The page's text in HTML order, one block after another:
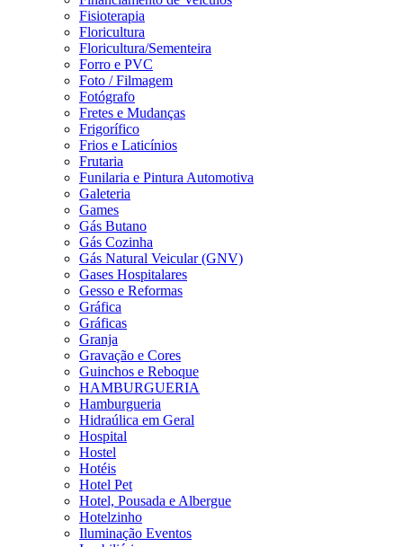
Fisioterapia
Floricultura
Floricultura/Sementeira
Forro e PVC
Foto / Filmagem
Fotógrafo
Fretes e Mudanças
Frigorífico
Frios e Laticínios
Frutaria
Funilaria e Pintura Automotiva
Galeteria
Games
Gás Butano
Gás Cozinha
Gás Natural Veicular (GNV)
Gases Hospitalares
Gesso e Reformas
Gráfica
Gráficas
Granja
Gravação e Cores
Guinchos e Reboque
HAMBURGUERIA
Hamburgueria
Hidraúlica em Geral
Hospital
Hostel
Hotéis
Hotel Pet
Hotel, Pousada e Albergue
Hotelzinho
Iluminação Eventos